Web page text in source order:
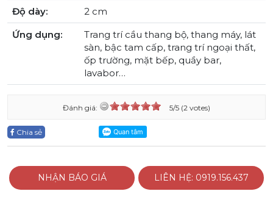
Độ dày:
2 cm
Ứng dụng:
Trang trí cầu thang bộ, thang máy, lát
sàn, bậc tam cấp, trang trí ngoại thất,
ốp trường, mặt bếp, quầy bar,
lavabor…
Đánh giá: 5/5 (2 votes)
Chia sẻ
NHẬN BÁO GIÁ LIÊN HỆ: 0919.156.437